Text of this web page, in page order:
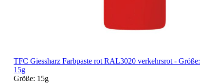
TFC Giessharz Farbpaste rot RAL3020 verkehrsrot - Größe:
15g
Größe: 15g